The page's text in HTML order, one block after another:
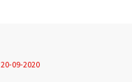
20-09-2020